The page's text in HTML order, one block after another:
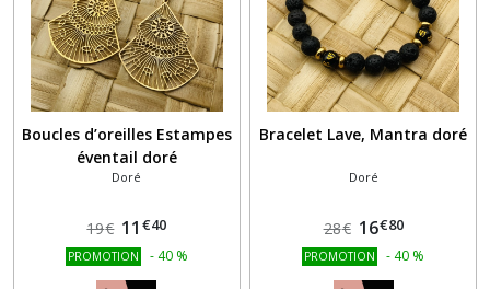
Boucles d’oreilles Estampes
éventail doré
Doré
19€ 11 €40
PROMOTION - 40 %
Bracelet Lave, Mantra doré
Doré
28€ 16€80
PROMOTION - 40 %